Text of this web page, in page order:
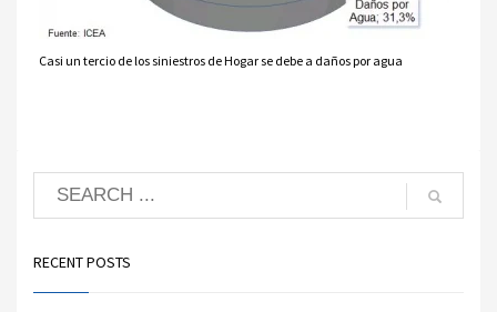
Casi un tercio de los siniestros de Hogar se debe a daños por agua
RECENT POSTS